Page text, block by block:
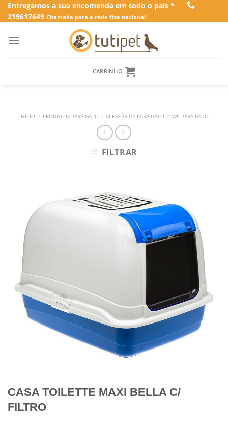
SkipEntregamos a sua encomenda em todo o país *
219617649 Chamada para a rede fixa nacional
CARRINHO
INÍCIO / PRODUTOS PARA GATO / ACESSÓRIOS PARA GATO / WC PARA GATO
FILTRAR
CASA TOILETTE MAXI BELLA C/
FILTRO